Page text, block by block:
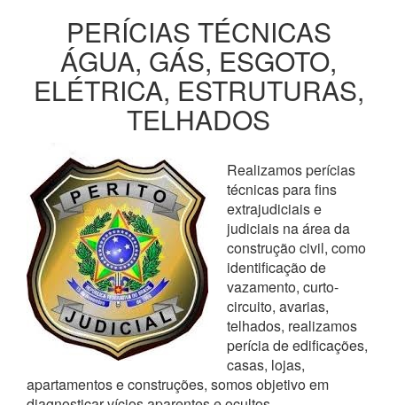
PERÍCIAS TÉCNICAS
ÁGUA, GÁS, ESGOTO,
ELÉTRICA, ESTRUTURAS,
TELHADOS
Realizamos perícias
técnicas para fins
extrajudiciais e
judiciais na área da
construção civil, como
identificação de
vazamento, curto-
circuito, avarias,
telhados, realizamos
perícia de edificações,
casas, lojas,
apartamentos e construções, somos objetivo em